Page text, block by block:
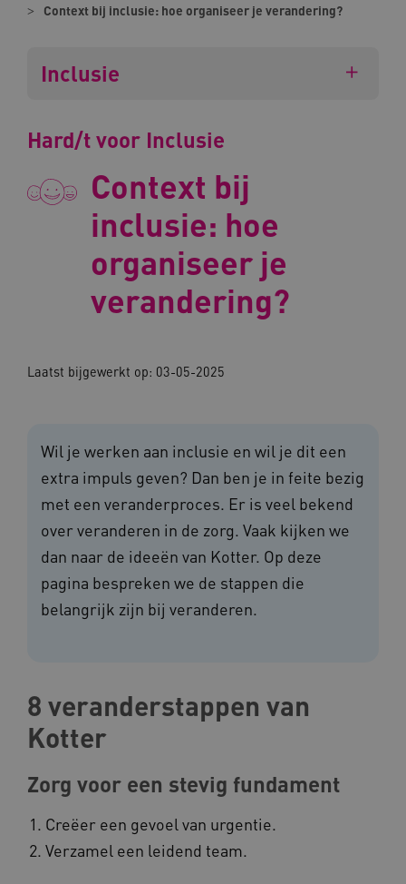
Context bij inclusie: hoe organiseer je verandering?
Inclusie
Hard/t voor Inclusie
Context bij
inclusie: hoe
organiseer je
verandering?
Laatst bijgewerkt op: 03-05-2025
Wil je werken aan inclusie en wil je dit een
extra impuls geven? Dan ben je in feite bezig
met een veranderproces. Er is veel bekend
over veranderen in de zorg. Vaak kijken we
dan naar de ideeën van Kotter. Op deze
pagina bespreken we de stappen die
belangrijk zijn bij veranderen.
8 veranderstappen van
Kotter
Zorg voor een stevig fundament
Creëer een gevoel van urgentie.
Verzamel een leidend team.